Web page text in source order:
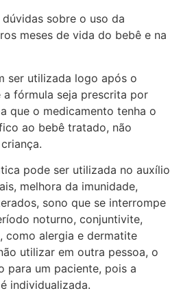
sobre o uso da
meses de vida do bebê e na
ser utilizada logo após o
a fórmula seja prescrita por
que o medicamento tenha o
ao bebê tratado, não
pode ser utilizada no auxílio
melhora da imunidade,
sono que se interrompe
noturno, conjuntivite,
como alergia e dermatite
utilizar em outra pessoa, o
para um paciente, pois a
individualizada.